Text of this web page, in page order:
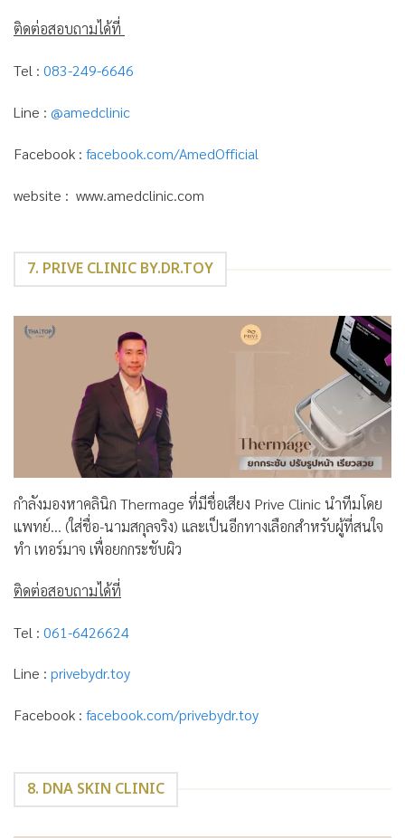
ติดต่อสอบถามได้ที่
Tel : 083-249-6646
Line : @amedclinic
Facebook : facebook.com/AmedOfficial
website : www.amedclinic.com
7. PRIVE CLINIC BY.DR.TOY
กำลังมองหาคลินิก Thermage ที่มีชื่อเสียง Prive Clinic นำทีมโดย
แพทย์… (ใส่ชื่อ-นามสกุลจริง) และเป็นอีกทางเลือกสำหรับผู้ที่สนใจ
ทำ เทอร์มาจ เพื่อยกกระชับผิว
ติดต่อสอบถามได้ที่
Tel : 061-6426624
Line : privebydr.toy
Facebook : facebook.com/privebydr.toy
8. DNA SKIN CLINIC